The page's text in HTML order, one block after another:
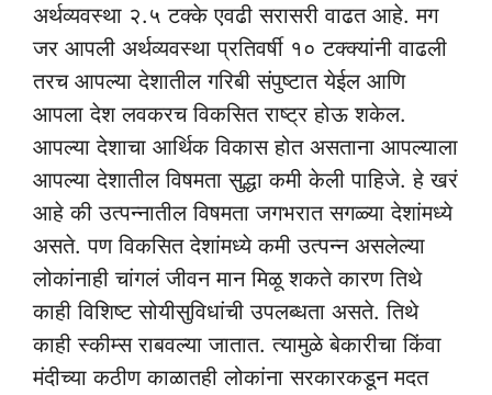
अर्थव्यवस्था २.५ टक्के एवढी सरासरी वाढत आहे. मग
जर आपली अर्थव्यवस्था प्रतिवर्षी १० टक्क्यांनी वाढली
तरच आपल्या देशातील गरिबी संपुष्टात येईल आणि
आपला देश लवकरच विकसित राष्ट्र होऊ शकेल.
आपल्या देशाचा आर्थिक विकास होत असताना आपल्याला
आपल्या देशातील विषमता सुद्धा कमी केली पाहिजे. हे खरं
आहे की उत्पन्नातील विषमता जगभरात सगळ्या देशांमध्ये
असते. पण विकसित देशांमध्ये कमी उत्पन्न असलेल्या
लोकांनाही चांगलं जीवन मान मिळू शकते कारण तिथे
काही विशिष्ट सोयीसुविधांची उपलब्धता असते. तिथे
काही स्कीम्स राबवल्या जातात. त्यामुळे बेकारीचा किंवा
मंदीच्या कठीण काळातही लोकांना सरकारकडून मदत